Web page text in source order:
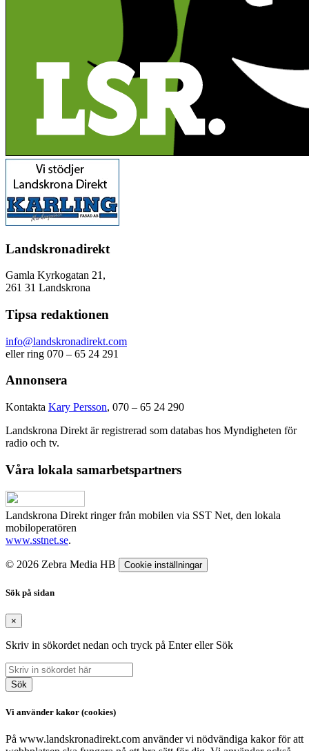
Landskronadirekt
Gamla Kyrkogatan 21,
261 31 Landskrona
Tipsa redaktionen
info@landskronadirekt.com
eller ring 070 – 65 24 291
Annonsera
Kontakta Kary Persson, 070 – 65 24 290
Landskrona Direkt är registrerad som databas hos Myndigheten för
radio och tv.
Våra lokala samarbetspartners
Landskrona Direkt ringer från mobilen via SST Net, den lokala
mobiloperatören
www.sstnet.se.
© 2026 Zebra Media HB Cookie inställningar
Sök på sidan
×
Skriv in sökordet nedan och tryck på Enter eller Sök
Sök
Vi använder kakor (cookies)
På www.landskronadirekt.com använder vi nödvändiga kakor för att